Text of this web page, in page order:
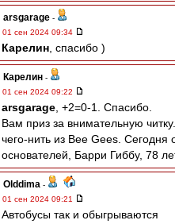
arsgarage -
01 сен 2024 09:34
Карелин , спасибо )
Карелин -
01 сен 2024 09:22
arsgarage , +2=0-1. Спасибо.
Вам приз за внимательную
чего-нить из Bee Gees. Сегодня
основателей, Барри Гиббу, 78
Olddima -
01 сен 2024 09:21
Автобусы так и обыгрываются